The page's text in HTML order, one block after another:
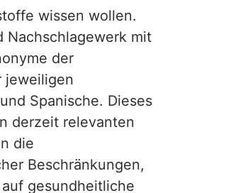
wissen wollen.
Nachschlagewerk mit
der
jeweiligen
Spanische. Dieses
derzeit relevanten
die
Beschränkungen,
gesundheitliche